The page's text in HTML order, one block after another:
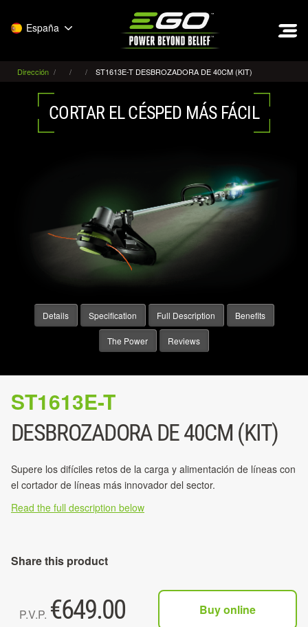
España
Dirección ST1613E-T DESBROZADORA DE 40CM (KIT)
CORTAR EL CÉSPED MÁS FÁCIL
Details Specification Full Description Benefits
The Power Reviews
ST1613E-T
DESBROZADORA DE 40CM (KIT)
Supere los difíciles retos de la carga y alimentación de líneas con
el cortador de líneas más innovador del sector.
Read the full description below
Share this product
P.V.P. €649.00 Buy online